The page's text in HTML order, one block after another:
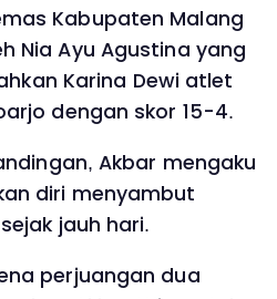
Kabupaten Malang
Nia Ayu Agustina yang
Karina Dewi atlet
dengan skor 15-4.
Akbar mengaku
diri menyambut
jauh hari.
perjuangan dua